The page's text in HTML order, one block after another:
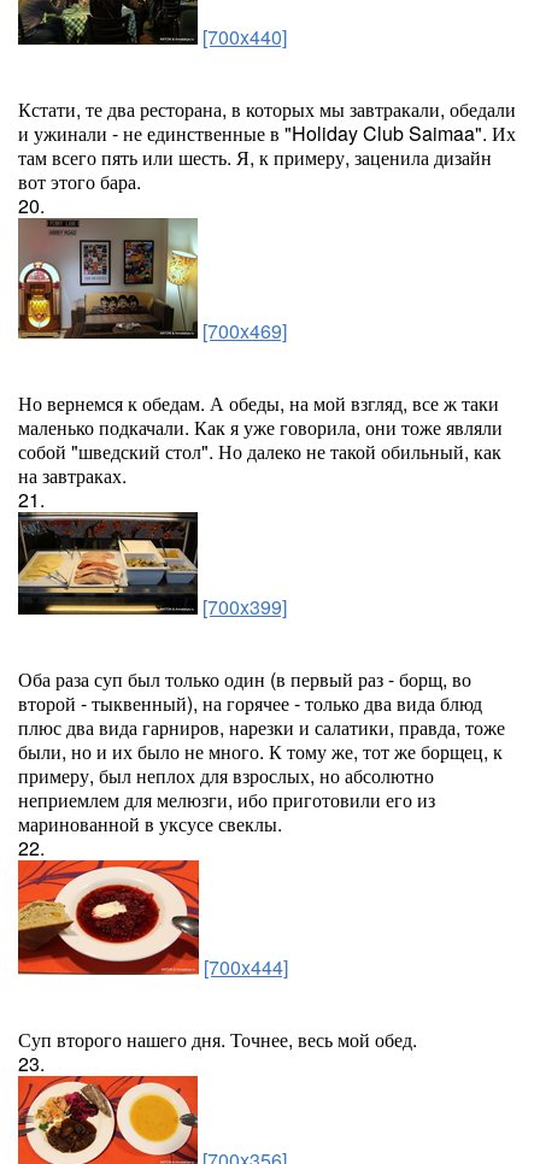
[700x440]
Кстати, те два ресторана, в которых мы завтракали, обедали
и ужинали - не единственные в "Holiday Club Saimaa". Их
там всего пять или шесть. Я, к примеру, заценила дизайн
вот этого бара.
20.
[700x469]
Но вернемся к обедам. А обеды, на мой взгляд, все ж таки
маленько подкачали. Как я уже говорила, они тоже являли
собой "шведский стол". Но далеко не такой обильный, как
на завтраках.
21.
[700x399]
Оба раза суп был только один (в первый раз - борщ, во
второй - тыквенный), на горячее - только два вида блюд
плюс два вида гарниров, нарезки и салатики, правда, тоже
были, но и их было не много. К тому же, тот же борщец, к
примеру, был неплох для взрослых, но абсолютно
неприемлем для мелюзги, ибо приготовили его из
маринованной в уксусе свеклы.
22.
[700x444]
Суп второго нашего дня. Точнее, весь мой обед.
23.